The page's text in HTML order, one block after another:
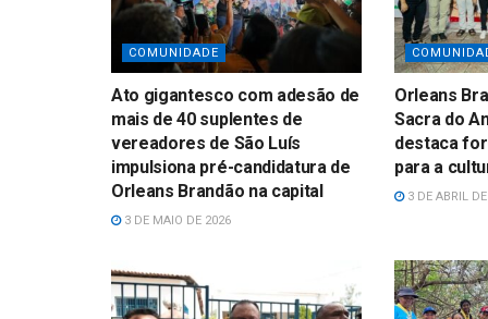
COMUNIDADE
Ato gigantesco com adesão de
mais de 40 suplentes de
vereadores de São Luís
impulsiona pré-candidatura de
Orleans Brandão na capital
3 DE MAIO DE 2026
Orleans
Sacra do
destaca
para a
3 DE ABRIL